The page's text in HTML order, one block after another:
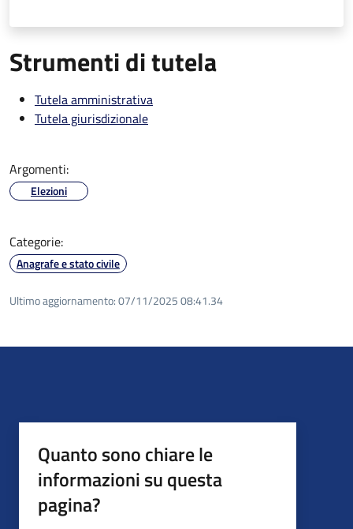
Strumenti di tutela
Tutela amministrativa
Tutela giurisdizionale
Argomenti:
Elezioni
Categorie:
Anagrafe e stato civile
Ultimo aggiornamento:07/11/2025 08:41.34
Quanto sono chiare le
informazioni su questa
pagina?